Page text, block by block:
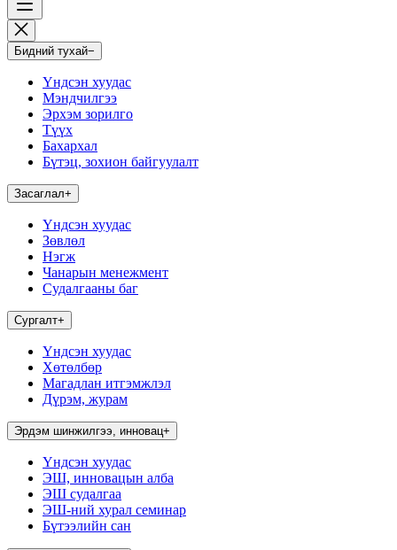
Бидний тухай−
Үндсэн хуудас
Мэндчилгээ
Эрхэм зорилго
Түүх
Бахархал
Бүтэц, зохион байгуулалт
Засаглал+
Үндсэн хуудас
Зөвлөл
Нэгж
Чанарын менежмент
Судалгааны баг
Сургалт+
Үндсэн хуудас
Хөтөлбөр
Магадлан итгэмжлэл
Дүрэм, журам
Эрдэм шинжилгээ, инновац+
Үндсэн хуудас
ЭШ, инновацын алба
ЭШ судалгаа
ЭШ-ний хурал семинар
Бүтээлийн сан